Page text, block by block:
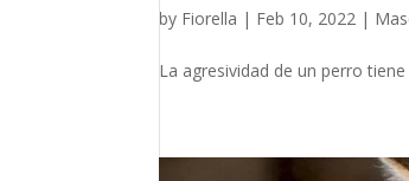
by Fiorella | Feb 10, 2022 |
La agresividad de un perro